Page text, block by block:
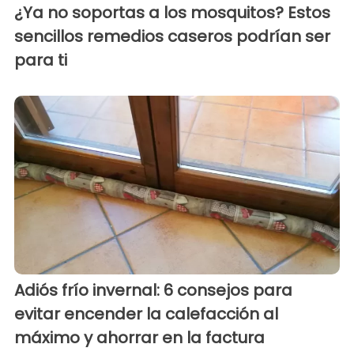
¿Ya no soportas a los mosquitos? Estos
sencillos remedios caseros podrían ser
para ti
Adiós frío invernal: 6 consejos para
evitar encender la calefacción al
máximo y ahorrar en la factura